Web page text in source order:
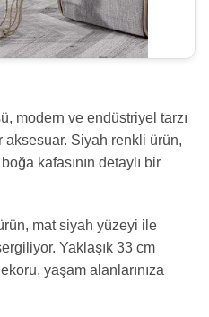
modern ve endüstriyel tarzı
Siyah renkli ürün,
kafasının detaylı bir
mat siyah yüzeyi ile
Yaklaşık 33 cm
yaşam alanlarınıza